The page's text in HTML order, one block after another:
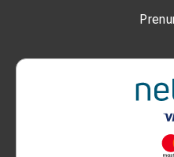
Ljudnivå för hörbar signal:
ljudstyrka kan påverkas av
CREE XPG-3 led-teknologi.